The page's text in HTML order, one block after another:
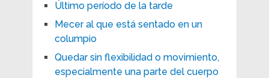
Último período de la tarde
Mecer al que está sentado en un
columpio
Quedar sin flexibilidad o movimiento,
especialmente una parte del cuerpo